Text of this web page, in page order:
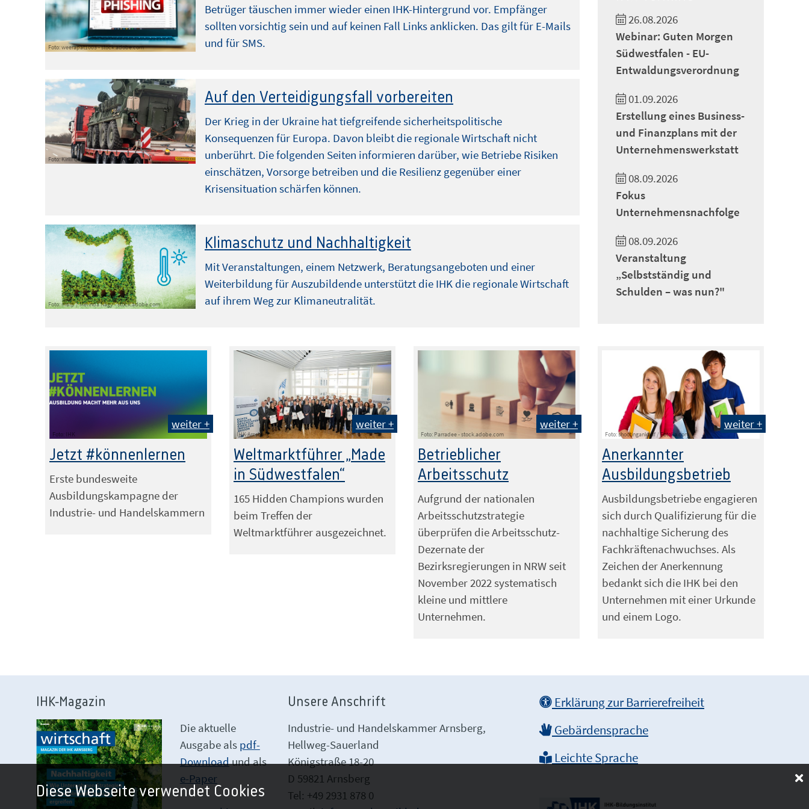
Foto: weerapat1003 - stock.adobe.com
Betrüger täuschen immer wieder einen IHK-Hintergrund vor. Empfänger
sollten vorsichtig sein und auf keinen Fall Links anklicken. Das gilt für E-Mails
und für SMS.
Foto: Kirill Gorlov – stock.adobe.com
Auf den Verteidigungsfall vorbereiten
Der Krieg in der Ukraine hat tiefgreifende sicherheitspolitische
Konsequenzen für Europa. Davon bleibt die regionale Wirtschaft nicht
unberührt. Die folgenden Seiten informieren darüber, wie Betriebe Risiken
einschätzen, Vorsorge betreiben und die Resilienz gegenüber einer
Krisensituation schärfen können.
Foto: malp / Melinda Nagy - stock.adobe.com
Klimaschutz und Nachhaltigkeit
Mit Veranstaltungen, einem Netzwerk, Beratungsangeboten und einer
Weiterbildung für Auszubildende unterstützt die IHK die regionale Wirtschaft
auf ihrem Weg zur Klimaneutralität.
26.08.2026
Webinar: Guten Morgen
Südwestfalen - EU-
Entwaldungsverordnung
01.09.2026
Erstellung eines Business-
und Finanzplans mit der
Unternehmenswerkstatt
08.09.2026
Fokus
Unternehmensnachfolge
08.09.2026
Veranstaltung
„Selbstständig und
Schulden – was nun?"
Foto: IHK
weiter +
Jetzt #könnenlernen
Erste bundesweite
Ausbildungskampagne der
Industrie- und Handelskammern
IHK Arnsberg
weiter +
Weltmarktführer „Made
in Südwestfalen“
165 Hidden Champions wurden
beim Treffen der
Weltmarktführer ausgezeichnet.
Foto: Parradee - stock.adobe.com
weiter +
Betrieblicher
Arbeitsschutz
Aufgrund der nationalen
Arbeitsschutzstrategie
überprüfen die Arbeitsschutz-
Dezernate der
Bezirksregierungen in NRW seit
November 2022 systematisch
kleine und mittlere
Unternehmen.
Foto: shootingankauf / Fotolia.com
weiter +
Anerkannter
Ausbildungsbetrieb
Ausbildungsbetriebe engagieren
sich durch Qualifizierung für die
nachhaltige Sicherung des
Fachkräftenachwuchses. Als
Zeichen der Anerkennung
bedankt sich die IHK bei den
Unternehmen mit einer Urkunde
und einem Logo.
IHK-Magazin
Die aktuelle
Ausgabe als pdf-
Downloadund als
e-Paper
Unsere Anschrift
Industrie- und Handelskammer Arnsberg,
Hellweg-Sauerland
Königstraße 18-20
D 59821 Arnsberg
Tel: +49 2931 878 0
Erklärung zur Barrierefreiheit
Gebärdensprache
Leichte Sprache
Diese Webseite verwendet Cookies